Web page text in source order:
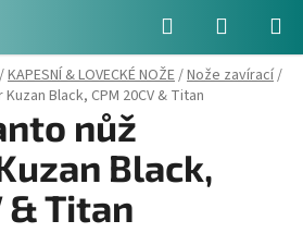
Hledat
KOŠÍK
/KAPESNÍ & LOVECKÉ NOŽE/Nože zavírací/
Black, CPM 20CV & Titan
nůž
Black,
& Titan